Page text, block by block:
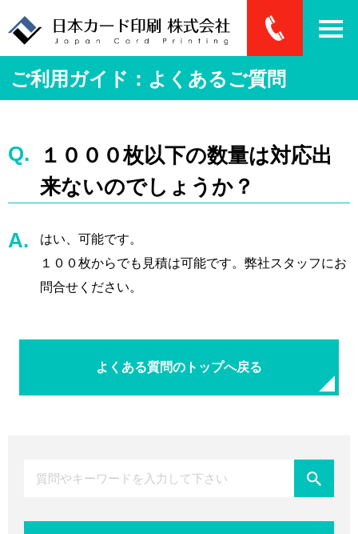
ご利用ガイド：よくあるご質問
１０００枚以下の数量は対応出
来ないのでしょうか？
はい、可能です。
１００枚からでも見積は可能です。弊社スタッフにお
問合せください。
よくある質問のトップへ戻る